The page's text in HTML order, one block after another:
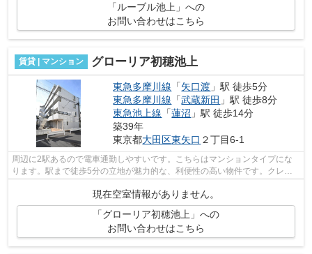
「ルーブル池上」への
お問い合わせはこちら
賃貸 | マンション グローリア初穂池上
東急多摩川線 「矢口渡 」駅 徒歩5分
東急多摩川線 「武蔵新田 」駅 徒歩8分
東急池上線 「蓮沼 」駅 徒歩14分
築39年
東京都大田区東矢口 ２丁目6-1
周辺に2駅あるので電車通勤しやすいです。こちらはマンションタイプにな
ります。駅まで徒歩5分の立地が魅力的な、利便性の高い物件です。クレジ
ットカードで初期費用をお支払いいただ...
現在空室情報がありません。
「グローリア初穂池上」への
お問い合わせはこちら